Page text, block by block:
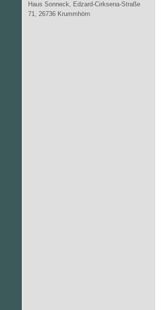
Haus Sonneck, Edzard-Cirksena-Straße
71, 26736 Krummhörn